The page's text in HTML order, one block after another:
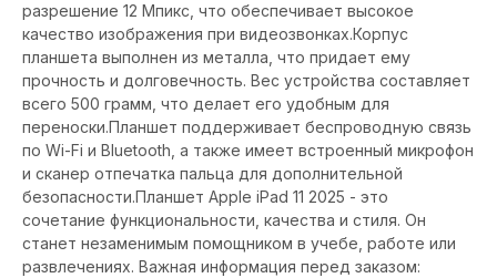
разрешение 12 Мпикс, что обеспечивает высокое
качество изображения при видеозвонках.Корпус
планшета выполнен из металла, что придает ему
прочность и долговечность. Вес устройства составляет
всего 500 грамм, что делает его удобным для
переноски.Планшет поддерживает беспроводную связь
по Wi-Fi и Bluetooth, а также имеет встроенный микрофон
и сканер отпечатка пальца для дополнительной
безопасности.Планшет Apple iPad 11 2025 - это
сочетание функциональности, качества и стиля. Он
станет незаменимым помощником в учебе, работе или
развлечениях. Важная информация перед заказом: